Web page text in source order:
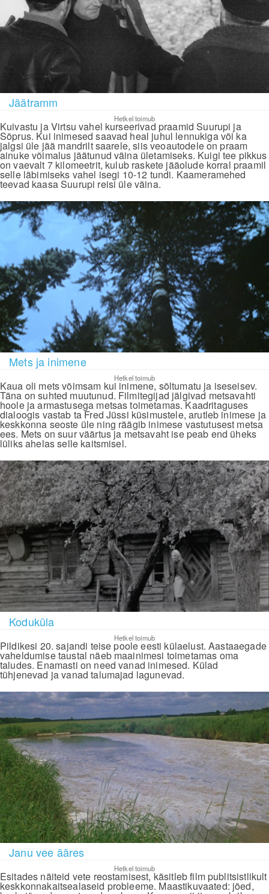
Jäätramm
Hetkel toimub
Kuivastu ja Virtsu vahel kurseerivad praamid Suurupi ja
Sõprus. Kui inimesed saavad heal juhul lennukiga või ka
jalgsi üle jää mandrilt saarele, siis veoautodele on praam
ainuke võimalus jäätunud väina ületamiseks. Kuigi tee pikkus
on vaevalt 7 kilomeetrit, kulub raskete jääolude korral praamil
selle läbimiseks vahel isegi 10-12 tundi. Kaameramehed
teevad kaasa Suurupi reisi üle väina.
Mets ja inimene
Hetkel toimub
Kaua oli mets võimsam kui inimene, sõltumatu ja iseseisev.
Täna on suhted muutunud. Filmitegijad jälgivad metsavahti
hoole ja armastusega metsas toimetamas. Kaadritaguses
dialoogis vastab ta Fred Jüssi küsimustele, arutleb inimese ja
keskkonna seoste üle ning räägib inimese vastutusest metsa
ees. Mets on suur väärtus ja metsavaht ise peab end üheks
lüliks ahelas selle kaitsmisel.
Koduküla
Hetkel toimub
Pildikesi 20. sajandi teise poole eesti külaelust. Aastaaegade
vaheldumise taustal näeb maainimesi toimetamas oma
taludes. Enamasti on need vanad inimesed. Külad
tühjenevad ja vanad talumajad lagunevad.
Janu vee ääres
Hetkel toimub
Esitades näiteid vete reostamisest, käsitleb film publitsistlikult
keskkonnakaitsealaseid probleeme. Maastikuvaated: jõed,